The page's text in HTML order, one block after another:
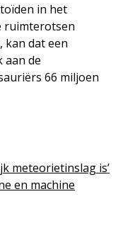
in het
ruimterotsen
dat een
aan de
66 miljoen
meteorietinslag is’
en machine